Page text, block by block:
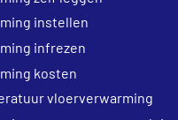
instellen
infrezen
kosten
vloerverwarming